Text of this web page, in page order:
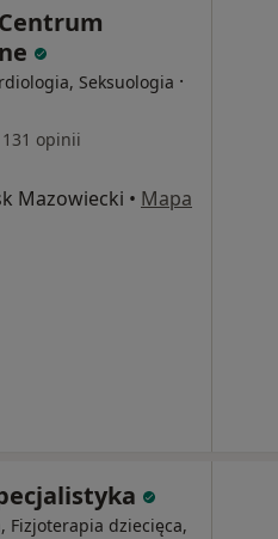
Seksuologia ·
131 opinii
Mazowiecki • Mapa
Fizjoterapia dziecięca,